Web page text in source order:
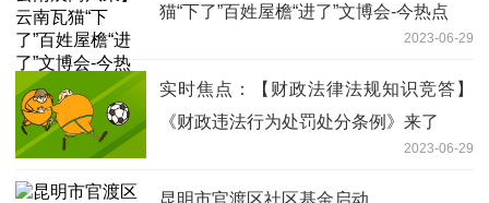
猫“下了”百姓屋檐“进了”文博会-今热点
2023-06-29
实时焦点：【财政法律法规知识竞答】
《财政违法行为处罚处分条例》来了
2023-06-29
昆明市官渡区社区基金启动